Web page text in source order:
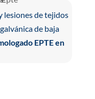
lesiones de tejidos
de baja
EPTE en